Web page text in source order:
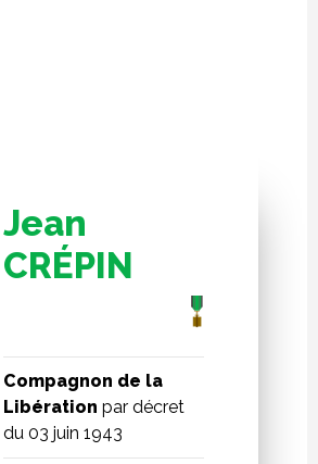
Jean
CRÉPIN
Compagnon de la
Libération par décret
du 03 juin 1943